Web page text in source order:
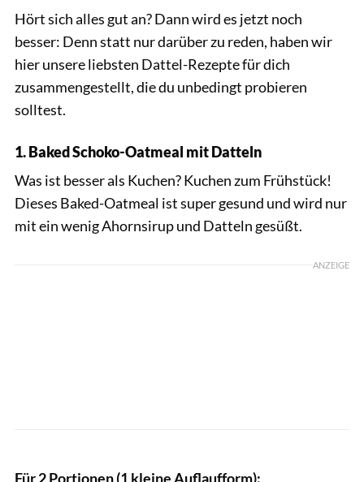
Hört sich alles gut an? Dann wird es jetzt noch
besser: Denn statt nur darüber zu reden, haben wir
hier unsere liebsten Dattel-Rezepte für dich
zusammengestellt, die du unbedingt probieren
solltest.
1. Baked Schoko-Oatmeal mit Datteln
Was ist besser als Kuchen? Kuchen zum Frühstück!
Dieses Baked-Oatmeal ist super gesund und wird nur
mit ein wenig Ahornsirup und Datteln gesüßt.
ANZEIGE
Für 2 Portionen (1 kleine Auflaufform):